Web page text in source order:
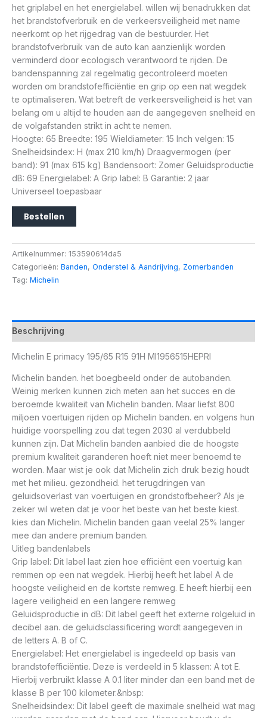
het griplabel en het energielabel. willen wij benadrukken dat
het brandstofverbruik en de verkeersveiligheid met name
neerkomt op het rijgedrag van de bestuurder. Het
brandstofverbruik van de auto kan aanzienlijk worden
verminderd door ecologisch verantwoord te rijden. De
bandenspanning zal regelmatig gecontroleerd moeten
worden om brandstofefficiëntie en grip op een nat wegdek
te optimaliseren. Wat betreft de verkeersveiligheid is het van
belang om u altijd te houden aan de aangegeven snelheid en
de volgafstanden strikt in acht te nemen.
Hoogte: 65 Breedte: 195 Wieldiameter: 15 Inch velgen: 15
Snelheidsindex: H (max 210 km/h) Draagvermogen (per
band): 91 (max 615 kg) Bandensoort: Zomer Geluidsproductie
dB: 69 Energielabel: A Grip label: B Garantie: 2 jaar
Universeel toepasbaar
Bestellen
Artikelnummer: 153590614da5
Categorieën: Banden, Onderstel & Aandrijving, Zomerbanden
Tag: Michelin
Beschrijving
Michelin E primacy 195/65 R15 91H MI1956515HEPRI
Michelin banden. het boegbeeld onder de autobanden.
Weinig merken kunnen zich meten aan het succes en de
beroemde kwaliteit van Michelin banden. Maar liefst 800
miljoen voertuigen rijden op Michelin banden. en volgens hun
huidige voorspelling zou dat tegen 2030 al verdubbeld
kunnen zijn. Dat Michelin banden aanbied die de hoogste
premium kwaliteit garanderen hoeft niet meer benoemd te
worden. Maar wist je ook dat Michelin zich druk bezig houdt
met het milieu. gezondheid. het terugdringen van
geluidsoverlast van voertuigen en grondstofbeheer? Als je
zeker wil weten dat je voor het beste van het beste kiest.
kies dan Michelin. Michelin banden gaan veelal 25% langer
mee dan andere premium banden.
Uitleg bandenlabels
Grip label: Dit label laat zien hoe efficiënt een voertuig kan
remmen op een nat wegdek. Hierbij heeft het label A de
hoogste veiligheid en de kortste remweg. E heeft hierbij een
lagere veiligheid en een langere remweg
Geluidsproductie in dB: Dit label geeft het externe rolgeluid in
decibel aan. de geluidsclassificering wordt aangegeven in
de letters A. B of C.
Energielabel: Het energielabel is ingedeeld op basis van
brandstofefficiëntie. Deze is verdeeld in 5 klassen: A tot E.
Hierbij verbruikt klasse A 0.1 liter minder dan een band met de
klasse B per 100 kilometer.&nbsp:
Snelheidsindex: Dit label geeft de maximale snelheid wat mag